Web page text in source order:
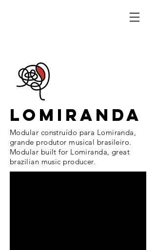
LOMIRANDA
Modular construído para Lomiranda,
grande produtor musical brasileiro.
Modular built for Lomiranda, great
brazilian music producer.